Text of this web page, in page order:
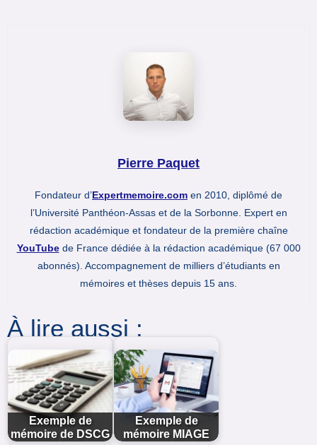
Pierre Paquet
Fondateur d’Expertmemoire.com en 2010, diplômé de
l’Université Panthéon-Assas et de la Sorbonne. Expert en
rédaction académique et fondateur de la première chaîne
YouTubede France dédiée à la rédaction académique (67 000
abonnés). Accompagnement de milliers d’étudiants en
mémoires et thèses depuis 15 ans.
À lire aussi :
Exemple de
mémoire de DSCG
Exemple de
mémoire MIAGE